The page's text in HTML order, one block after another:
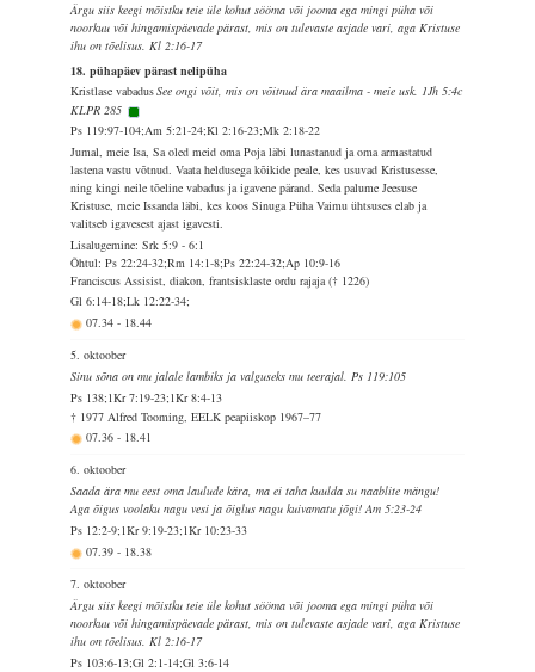
Ärgu siis keegi mõistku teie üle kohut sööma või jooma ega mingi püha või
noorkuu või hingamispäevade pärast, mis on tulevaste asjade vari, aga Kristuse
ihu on tõelisus. Kl 2:16-17
18. pühapäev pärast nelipüha
Kristlase vabadusSee ongi võit, mis on võitnud ära maailma - meie usk. 1Jh 5:4c
KLPR 285
Ps 119:97-104;Am 5:21-24;Kl 2:16-23;Mk 2:18-22
Jumal, meie Isa, Sa oled meid oma Poja läbi lunastanud ja oma armastatud
lastena vastu võtnud. Vaata heldusega kõikide peale, kes usuvad Kristusesse,
ning kingi neile tõeline vabadus ja igavene pärand. Seda palume Jeesuse
Kristuse, meie Issanda läbi, kes koos Sinuga Püha Vaimu ühtsuses elab ja
valitseb igavesest ajast igavesti.
Lisalugemine: Srk 5:9 - 6:1
Õhtul: Ps 22:24-32;Rm 14:1-8;Ps 22:24-32;Ap 10:9-16
Franciscus Assisist, diakon, frantsisklaste ordu rajaja († 1226)
Gl 6:14-18;Lk 12:22-34;
07.34- 18.44
5. oktoober
Sinu sõna on mu jalale lambiks ja valguseks mu teerajal. Ps 119:105
Ps 138;1Kr 7:19-23;1Kr 8:4-13
† 1977 Alfred Tooming, EELK peapiiskop 1967–77
07.36- 18.41
6. oktoober
Saada ära mu eest oma laulude kära, ma ei taha kuulda su naablite mängu!
Aga õigus voolaku nagu vesi ja õiglus nagu kuivamatu jõgi! Am 5:23-24
Ps 12:2-9;1Kr 9:19-23;1Kr 10:23-33
07.39- 18.38
7. oktoober
Ärgu siis keegi mõistku teie üle kohut sööma või jooma ega mingi püha või
noorkuu või hingamispäevade pärast, mis on tulevaste asjade vari, aga Kristuse
ihu on tõelisus. Kl 2:16-17
Ps 103:6-13;Gl 2:1-14;Gl 3:6-14